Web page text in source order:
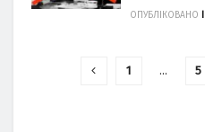
ОПУБЛІКОВАНО
1 … 5